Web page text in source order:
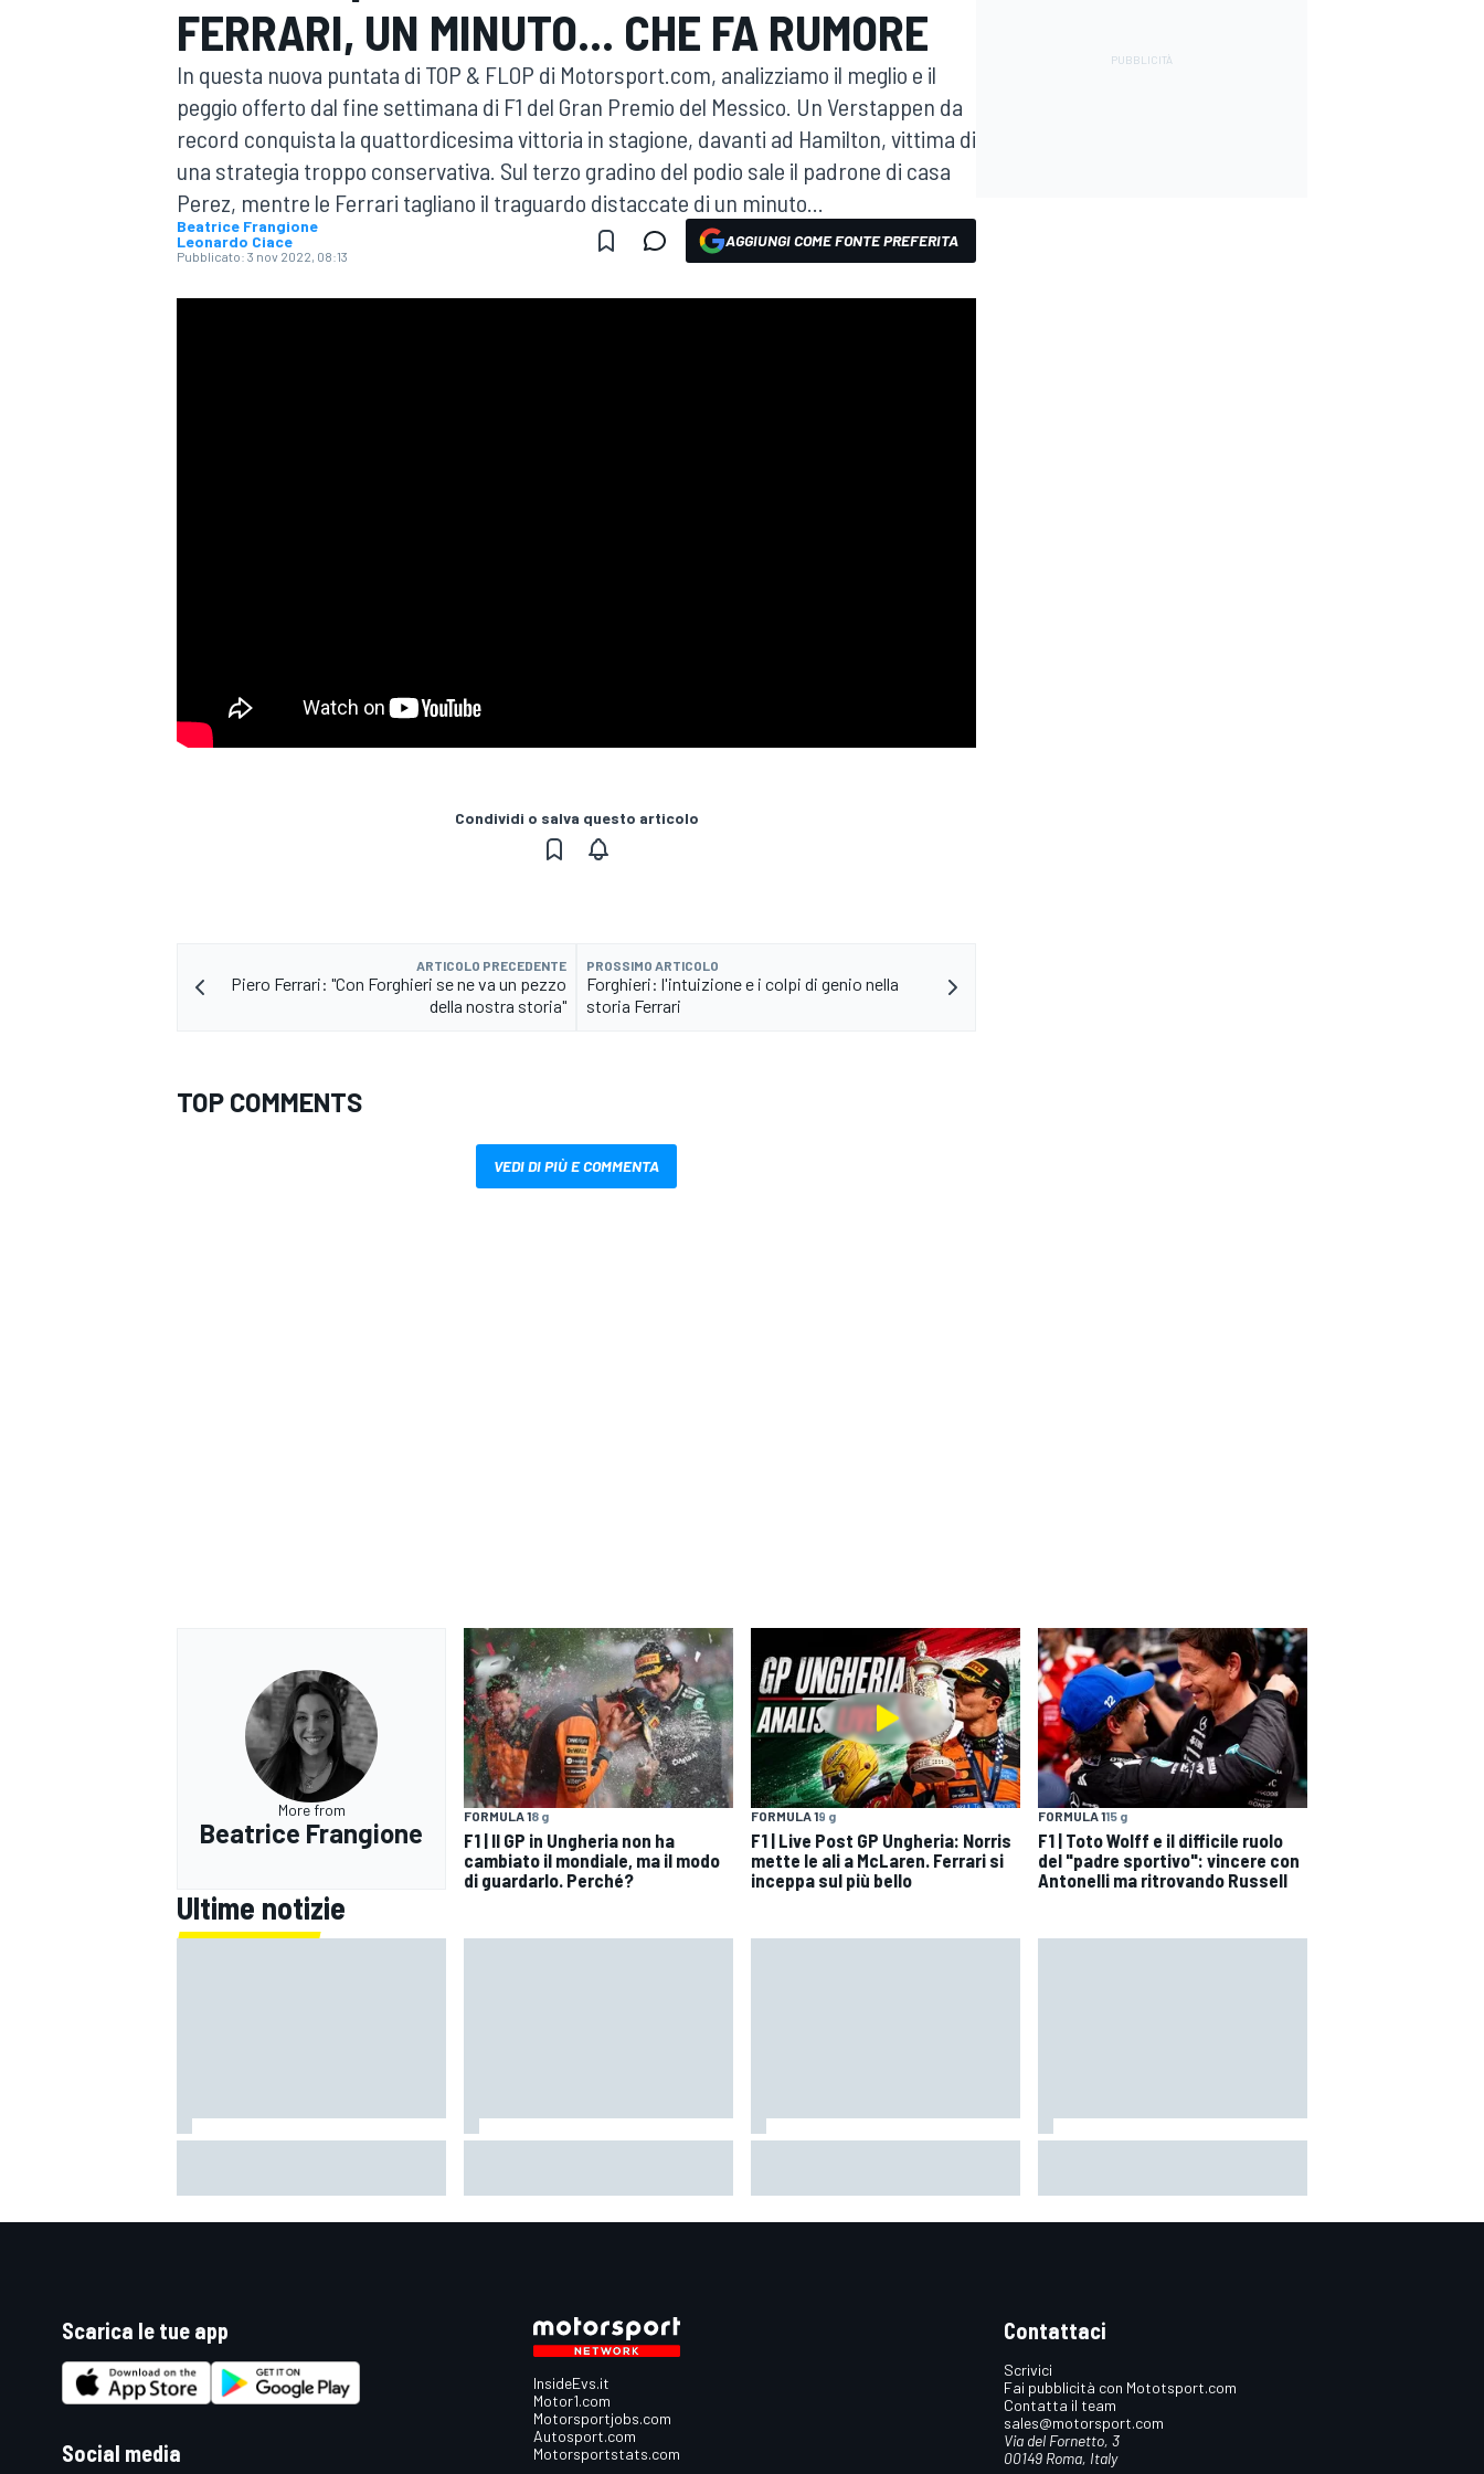
MOTOGP WEC
MONOMARCA
FERRARI, UN MINUTO... CHE FA RUMORE
In questa nuova puntata di TOP & FLOP di Motorsport.com, analizziamo il meglio e il
peggio offerto dal fine settimana di F1 del Gran Premio del Messico. Un Verstappen da
record conquista la quattordicesima vittoria in stagione, davanti ad Hamilton, vittima di
una strategia troppo conservativa. Sul terzo gradino del podio sale il padrone di casa
Perez, mentre le Ferrari tagliano il traguardo distaccate di un minuto...
Beatrice Frangione
Leonardo Ciace
Pubblicato: 3 nov 2022, 08:13
AGGIUNGI COME FONTE PREFERITA
Condividi o salva questo articolo
ARTICOLO PRECEDENTE
Piero Ferrari: "Con Forghieri se ne va un pezzo
della nostra storia"
PROSSIMO ARTICOLO
Forghieri: l'intuizione e i colpi di genio nella
storia Ferrari
TOP COMMENTS
VEDI DI PIÙ E COMMENTA
More from
Beatrice Frangione
FORMULA 18 g
F1 | Il GP in Ungheria non ha
cambiato il mondiale, ma il modo
di guardarlo. Perché?
FORMULA 19 g
F1 | Live Post GP Ungheria: Norris
mette le ali a McLaren. Ferrari si
inceppa sul più bello
FORMULA 115 g
F1 | Toto Wolff e il difficile ruolo
del "padre sportivo": vincere con
Antonelli ma ritrovando Russell
Ultime notizie
Scarica le tue app
Social media
InsideEvs.it
Motor1.com
Motorsportjobs.com
Autosport.com
Motorsportstats.com
Contattaci
Scrivici
Fai pubblicità con Mototsport.com
Contatta il team
sales@motorsport.com
Via del Fornetto, 3
00149 Roma, Italy